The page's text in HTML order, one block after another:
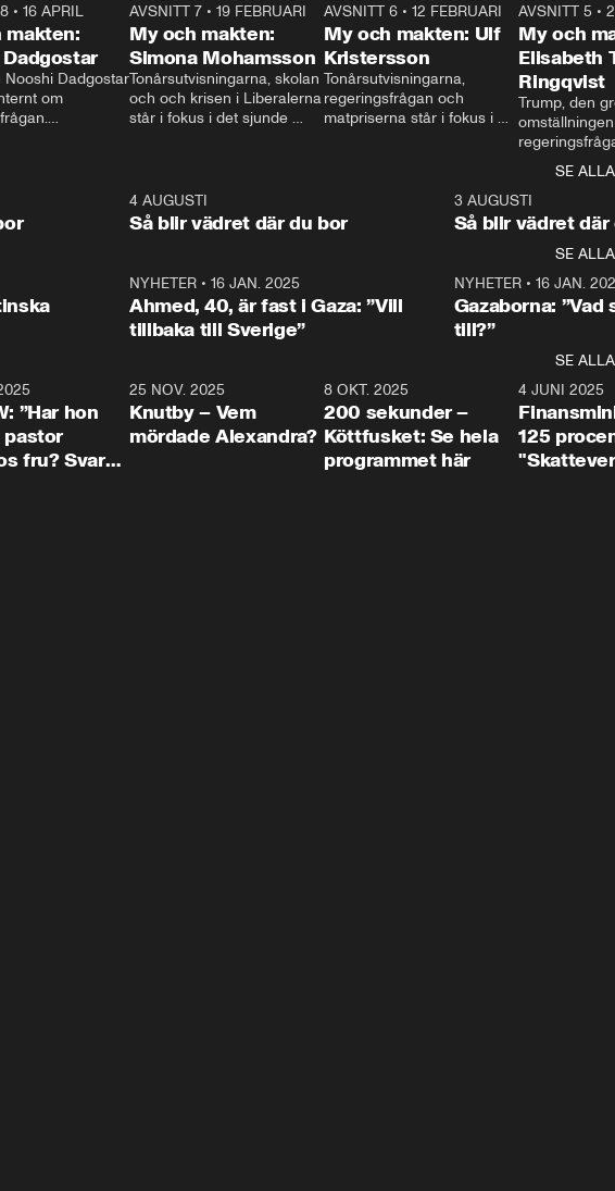
• 16 APRIL
makten:
Nooshi Dadgostar
om
upp i val. Ska vi
sitter vi förstås
24:30
AVSNITT 7• 19 FEBRUARI
My och makten:
Simona Mohamsson
Tonårsutvisningarna, skolan
och och krisen i Liberalerna
står i fokus i det sjunde
kommentator My
Rohwedder ställer
utbildnings- och
Mohamsson till svars.
27:30
AVSNITT 6 •12 FEBRUARI
My och makten: Ulf
Kristersson
Tonårsutvisningarna,
regeringsfrågan och
matpriserna står i fokus i
Rohwedder ställer
statsminister Ulf Kristersson
AVSNITT 5 •
My och
Elisabeth
Ringqvist
Trump, den
centrum i
avsnittet av
Makten”. Se
Aftonbladets
Rohwedder
Thand Ring
SE ALLA
4 AUGUSTI
Så blir vädret där du bor
3 AUGUSTI
Så blir vädret där
SE ALLA
NYHETER• 16 JAN. 2025
Ahmed, 40, är fast i Gaza: ”Vill
tillbaka till Sverige”
NYHETER• 16 JAN.
Gazaborna:
till?”
SE ALLA
”Har hon
pastor
fru? Svar
31:05
25 NOV. 2025
Knutby – Vem
mördade Alexandra?
4:29
8 OKT. 2025
200 sekunder –
Köttfusket: Se hela
programmet här
4 JUNI 2025
125